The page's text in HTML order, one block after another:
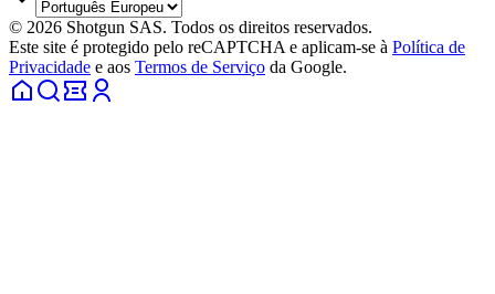
© 2026 Shotgun SAS. Todos os direitos reservados.
Este site é protegido pelo reCAPTCHA e aplicam-se à Política de
Privacidade e aos Termos de Serviço da Google.